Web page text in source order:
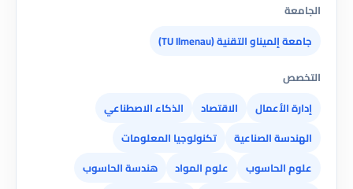
الجامعة
جامعة إلميناو التقنية (TU Ilmenau)
التخصص
إدارة الأعمال
الاقتصاد
الذكاء الاصطناعي
الهندسة الصناعية
تكنولوجيا المعلومات
علوم الحاسوب
علوم المواد
هندسة الحاسوب